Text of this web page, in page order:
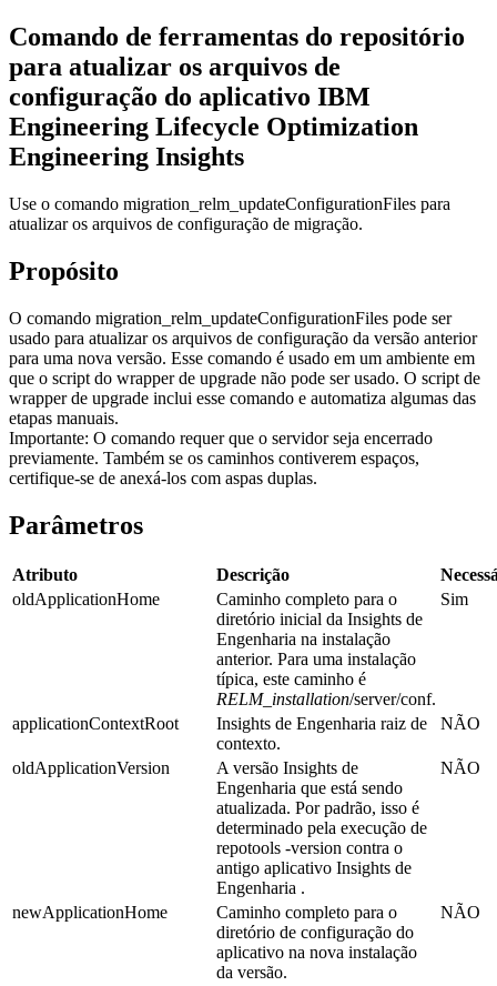
Comando de ferramentas do repositório
para atualizar os arquivos de
configuração do aplicativo IBM
Engineering Lifecycle Optimization
Engineering Insights
Use o comando migration_relm_updateConfigurationFiles para
atualizar os arquivos de configuração de migração.
Propósito
O comando migration_relm_updateConfigurationFiles pode ser
usado para atualizar os arquivos de configuração da versão anterior
para uma nova versão. Esse comando é usado em um ambiente em
que o script do wrapper de upgrade não pode ser usado. O script de
wrapper de upgrade inclui esse comando e automatiza algumas das
etapas manuais.
Importante: O comando requer que o servidor seja encerrado
previamente. Também se os caminhos contiverem espaços,
certifique-se de anexá-los com aspas duplas.
Parâmetros
Atributo Descrição
oldApplicationHome
Caminho completo para o
diretório inicial da Insights de
Engenharia na instalação
anterior. Para uma instalação
típica, este caminho é
RELM_installation/server/conf.
Sim
applicationContextRoot Insights de Engenharia raiz de
contexto.
NÃO
oldApplicationVersion A versão Insights de
Engenharia que está sendo
atualizada. Por padrão, isso é
determinado pela execução de
repotools -version contra o
antigo aplicativo Insights de
Engenharia .
NÃO
newApplicationHome
Caminho completo para o
diretório de configuração do
aplicativo na nova instalação
da versão.
NÃO